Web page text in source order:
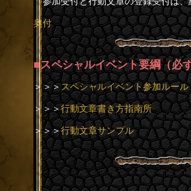
奥付
■スペシャルイベント要綱（必
＞＞＞ スペシャルイベント参加ルール
＞＞＞行動文章書き方指南所
＞＞＞行動文章サンプル